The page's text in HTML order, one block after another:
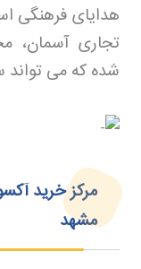
هدایای فرهنگی
تجاری آسمان،
شده که می تواند
مرکز خرید
مشهد